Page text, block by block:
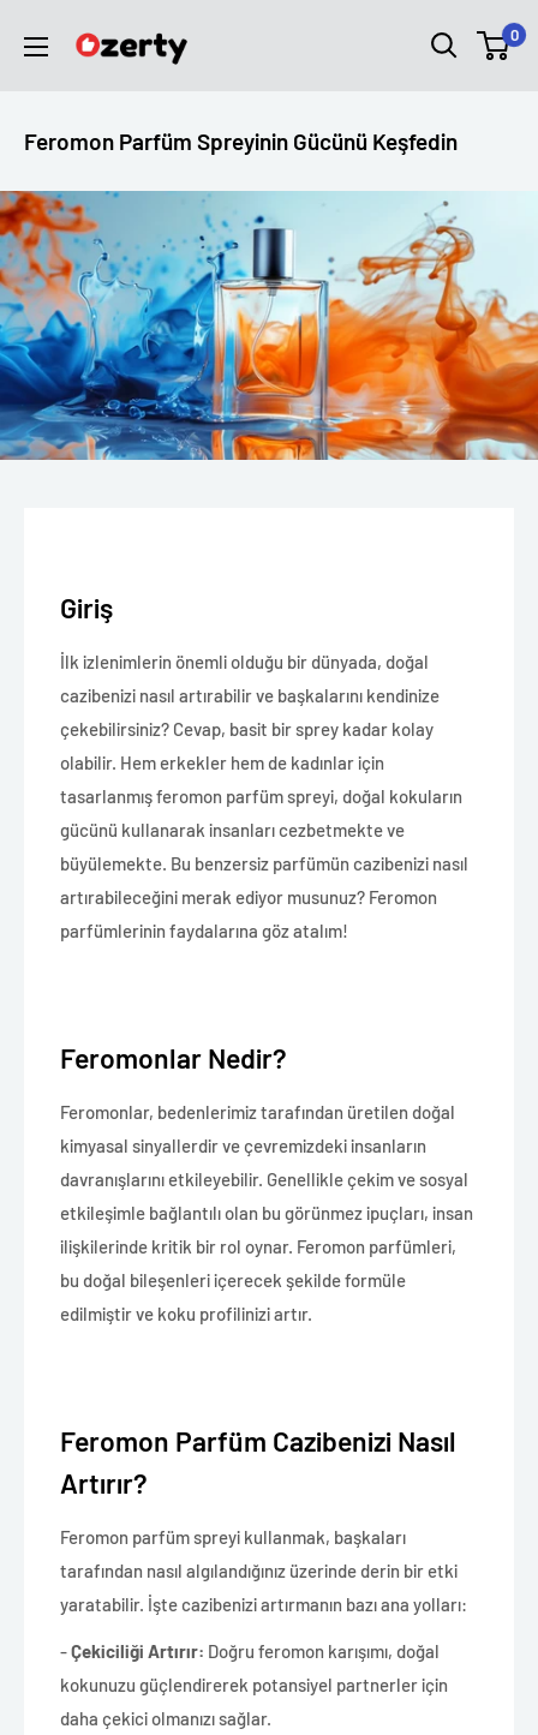
geç
Ozerty
Türkiye
0
Feromon Parfüm Spreyinin Gücünü Keşfedin
Giriş
İlk izlenimlerin önemli olduğu bir dünyada, doğal
cazibenizi nasıl artırabilir ve başkalarını kendinize
çekebilirsiniz? Cevap, basit bir sprey kadar kolay
olabilir. Hem erkekler hem de kadınlar için
tasarlanmış feromon parfüm spreyi, doğal kokuların
gücünü kullanarak insanları cezbetmekte ve
büyülemekte. Bu benzersiz parfümün cazibenizi nasıl
artırabileceğini merak ediyor musunuz? Feromon
parfümlerinin faydalarına göz atalım!
Feromonlar Nedir?
Feromonlar, bedenlerimiz tarafından üretilen doğal
kimyasal sinyallerdir ve çevremizdeki insanların
davranışlarını etkileyebilir. Genellikle çekim ve sosyal
etkileşimle bağlantılı olan bu görünmez ipuçları, insan
ilişkilerinde kritik bir rol oynar. Feromon parfümleri,
bu doğal bileşenleri içerecek şekilde formüle
edilmiştir ve koku profilinizi artır.
Feromon Parfüm Cazibenizi Nasıl
Artırır?
Feromon parfüm spreyi kullanmak, başkaları
tarafından nasıl algılandığınız üzerinde derin bir etki
yaratabilir. İşte cazibenizi artırmanın bazı ana yolları:
-Çekiciliği Artırır: Doğru feromon karışımı, doğal
kokunuzu güçlendirerek potansiyel partnerler için
daha çekici olmanızı sağlar.